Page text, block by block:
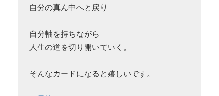
自分の真ん中へと戻り
自分軸を持ちながら
人生の道を切り開いていく。
そんなカードになると嬉しいです。